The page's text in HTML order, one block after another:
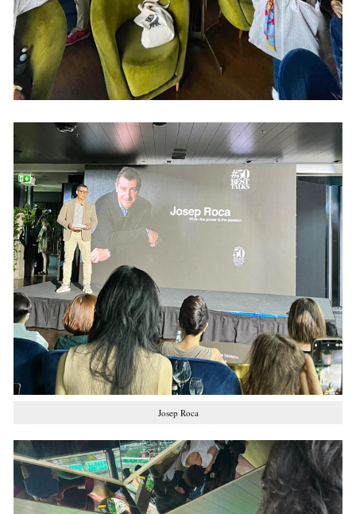
Josep Roca